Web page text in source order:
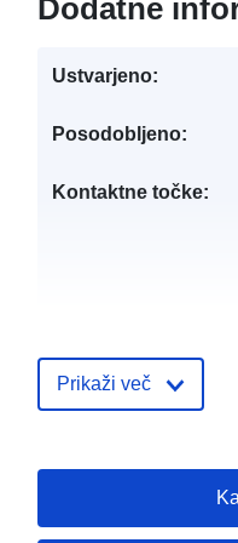
Dodatne
Ustvarjeno:
Posodobljeno:
Kontaktne točke:
Prikaži več